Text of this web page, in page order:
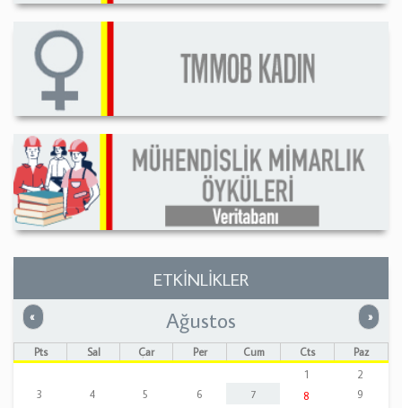
ETKİNLİKLER
« Önceki »
Ağustos
Pts Sal Çar Per Cum Cts
Paz
1
2
3
4 5 6 7 8
9